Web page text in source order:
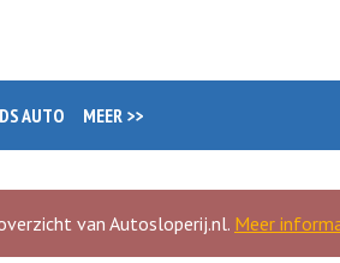
AUTO MEER >>
van Autosloperij.nl. Meer